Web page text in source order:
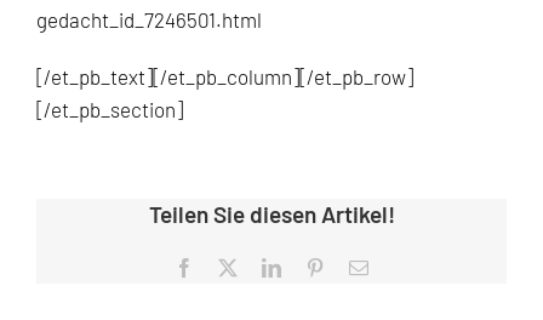
gedacht_id_7246501.html
[/et_pb_text][/et_pb_column][/et_pb_row]
[/et_pb_section]
Teilen Sie diesen Artikel!
Facebook LinkedInPinterest
E-